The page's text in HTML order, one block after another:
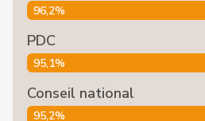
96,2%
PDC
95,1%
Conseil national
95,2%